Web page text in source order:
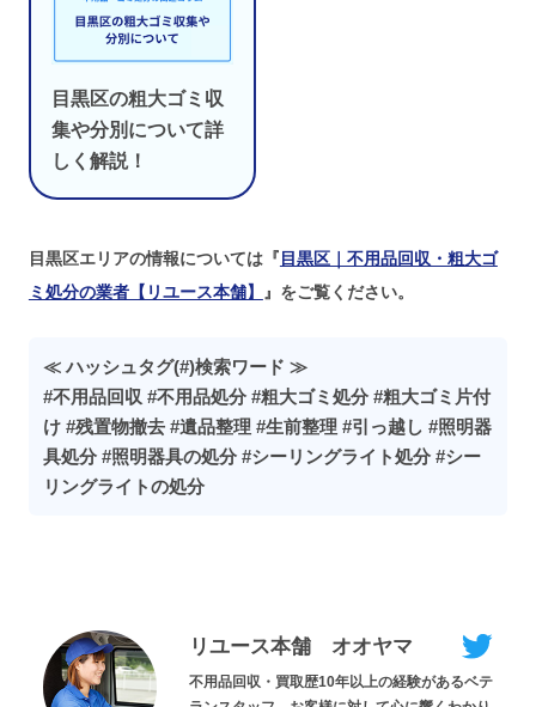
目黒区の粗大ゴミ収
集や分別について詳
しく解説！
目黒区エリアの情報については『 目黒区｜不用品回収・粗大ゴ
ミ処分の業者【リユース本舗】 』をご覧ください。
≪ ハッシュタグ(#)検索ワード ≫
#不用品回収 #不用品処分 #粗大ゴミ処分 #粗大ゴミ片付
け #残置物撤去 #遺品整理 #生前整理 #引っ越し #照明器
具処分 #照明器具の処分 #シーリングライト処分 #シー
リングライトの処分
リユース本舗 オオヤマ
不用品回収・買取歴10年以上の経験があるベテ